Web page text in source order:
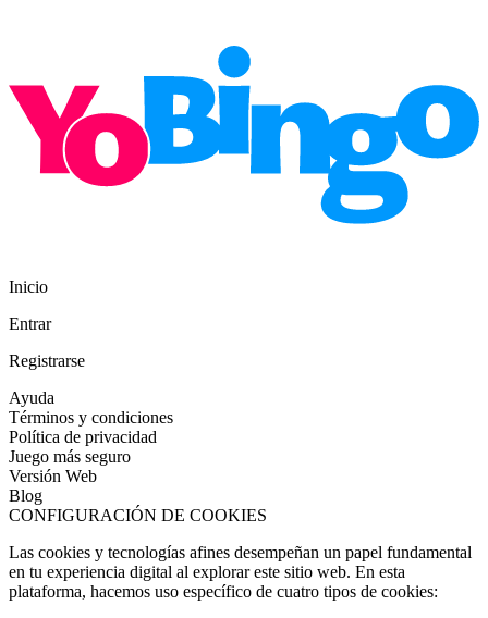
Inicio
Entrar
Registrarse
Ayuda
Términos y condiciones
Política de privacidad
Juego más seguro
Versión Web
Blog
CONFIGURACIÓN DE COOKIES
Las cookies y tecnologías afines desempeñan un papel fundamental
en tu experiencia digital al explorar este sitio web. En esta
plataforma, hacemos uso específico de cuatro tipos de cookies: